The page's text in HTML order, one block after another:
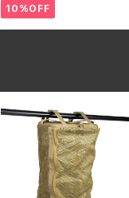
10%OFF